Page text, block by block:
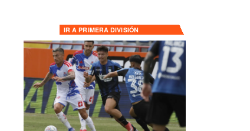
IR A PRIMERA DIVISIÓN